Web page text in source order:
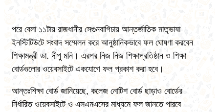
পরে বেলা ১১টায় রাজধানীর সেগুনবাগিচায় আন্তর্জাতিক মাতৃভাষা
ইনস্টিটিউটে সংবাদ সম্মেলন করে আনুষ্ঠানিকভাবে ফল ঘোষণা করবেন
শিক্ষামন্ত্রী ডা. দীপু মনি। এরপর নিজ নিজ শিক্ষাপ্রতিষ্ঠান ও শিক্ষা
বোর্ডগুলোর ওয়েবসাইটে একযোগে ফল প্রকাশ করা হবে।
আন্তঃশিক্ষা বোর্ড জানিয়েছে, কলেজ নোটিশ বোর্ড ছাড়াও বোর্ডের
নির্ধারিত ওয়েবসাইটে ও এসএমএসের মাধ্যমে ফল জানতে পারবে